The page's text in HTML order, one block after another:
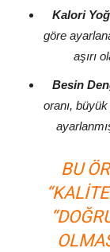
Kalori
göre
aşırı
Besin
oranı,
BU